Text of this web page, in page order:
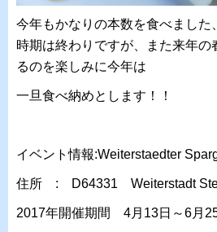
今年もかなりの本数を食べました
時期は終わりですが、また来年の
るのを楽しみに今年は
一旦食べ納めとします！！
イベント情報:Weiterstaedter
住所 : D64331 Weiterstadt
2017年開催期間 4月13日～6月